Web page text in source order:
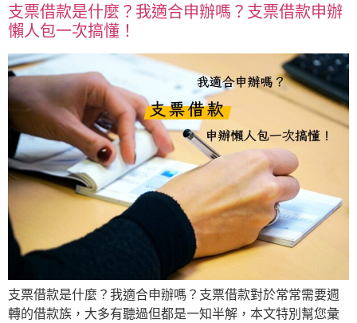
支票借款是什麼？我適合申辦嗎？支票借款申辦
懶人包一次搞懂！
支票借款是什麼？我適合申辦嗎？支票借款對於常常需要週
轉的借款族，大多有聽過但都是一知半解，本文特別幫您彙